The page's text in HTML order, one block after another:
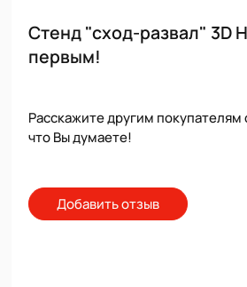
Стенд "сход-развал" 3D
первым!
Расскажите другим
что Вы думаете!
Добавить отзыв